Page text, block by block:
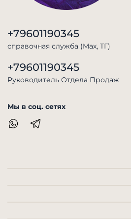
+79601190345
справочная служба (Max, TГ)
+79601190345
Руководитель Отдела Продаж
Мы в соц. сетях